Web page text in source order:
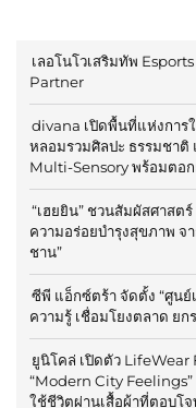
เลอโนโวเสริมทัพ
Partner
divana เปิดพื้นที่แห่งการ
หลอมรวมศิลปะ ธรรมชา
Multi-Sensory พร้อมตอ
“เฮยยิน” ชวนสัมผัสศาสต
ความอร่อยบำรุงสุขภาพ
ชาน”
ซีพี แอ็กซ์ตร้า จัดตั้ง “ศูนย์
ความรู้ เชื่อมโยงตลาด ย
ยูนิโคล่ เปิดตัว
“Modern City
ใช้ชีวิตผ่านเสื้อผ้าที่ตอบโ